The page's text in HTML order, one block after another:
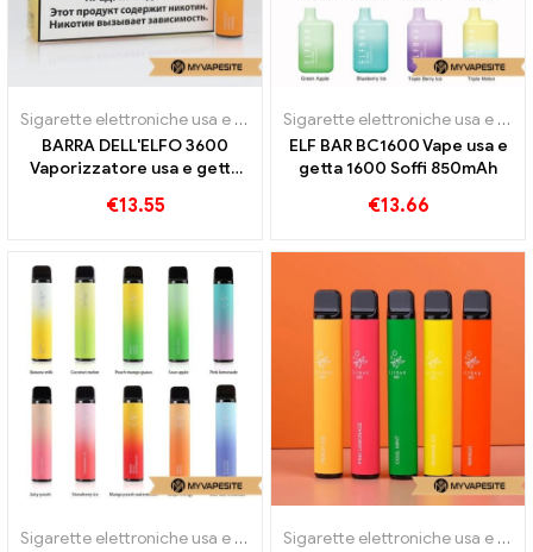
Sigarette elettroniche usa e getta
BARRA DELL'ELFO 3600
Vaporizzatore usa e getta
€13.55
Sigarette elettroniche usa e getta
ELF BAR BC1600 Vape usa e
getta 1600 Soffi 850mAh
€13.66
Sigarette elettroniche usa e getta
Sigarette elettroniche usa e getta